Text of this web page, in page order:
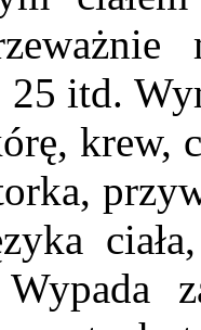
itd.
krew,